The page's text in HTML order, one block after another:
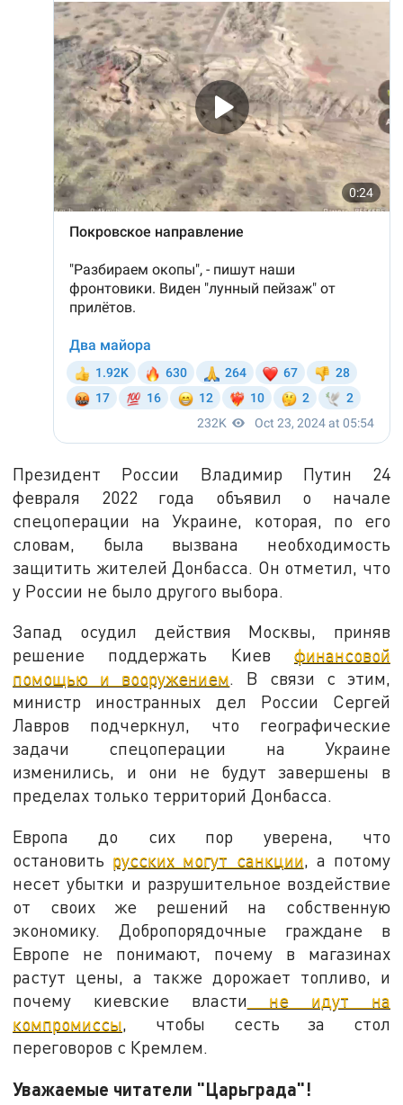
Президент России Владимир Путин 24
февраля 2022 года объявил о начале
спецоперации на Украине, которая, по его
словам, была вызвана необходимость
защитить жителей Донбасса. Он отметил, что
у России не было другого выбора.
Запад осудил действия Москвы, приняв
решение поддержать Киев финансовой
помощью и вооружением. В связи с этим,
министр иностранных дел России Сергей
Лавров подчеркнул, что географические
задачи спецоперации на Украине
изменились, и они не будут завершены в
пределах только территорий Донбасса.
Европа до сих пор уверена, что
остановить русских могут санкции, а потому
несет убытки и разрушительное воздействие
от своих же решений на собственную
экономику. Добропорядочные граждане в
Европе не понимают, почему в магазинах
растут цены, а также дорожает топливо, и
почему киевские власти не идут на
компромиссы, чтобы сесть за стол
переговоров с Кремлем.
Уважаемые читатели "Царьграда"!